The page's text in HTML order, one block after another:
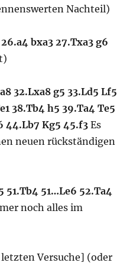
Nachteil)
bxa3 27.Txa3 g6
32.Lxa8 g5 33.Ld5 Lf5
38.Tb4 h5 39.Ta4 Te5
44.Lb7 Kg5 45.f3Es
neuen rückständigen
51.Tb4 51…Le6 52.Ta4
noch alles im
Versuche] (oder